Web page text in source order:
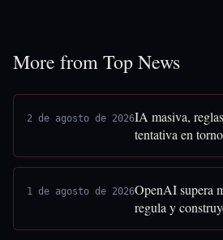
More from Top News
2 de agosto de 2026IA masiva,
tentativa en
1 de agosto de 2026OpenAI supera
regula y